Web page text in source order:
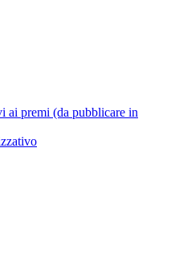
ai premi (da pubblicare in